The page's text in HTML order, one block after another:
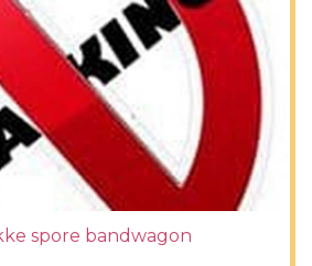
spore bandwagon